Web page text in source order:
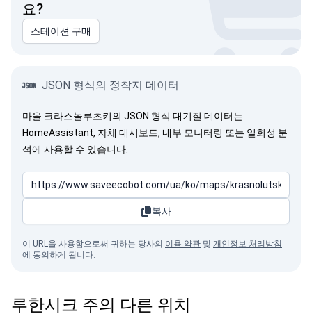
요?
스테이션 구매
JSON 형식의 정착지 데이터
마을 크라스놀루츠키의 JSON 형식 대기질 데이터는
HomeAssistant, 자체 대시보드, 내부 모니터링 또는 일회성 분
석에 사용할 수 있습니다.
복사
이 URL을 사용함으로써 귀하는 당사의 이용 약관 및 개인정보 처리방침
에 동의하게 됩니다.
루한시크 주의 다른 위치